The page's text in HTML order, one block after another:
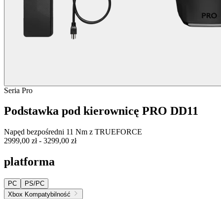
Seria Pro
Podstawka pod kierownicę PRO DD11
Napęd bezpośredni 11 Nm z TRUEFORCE
2999,00 zł- 3299,00 zł
platforma
PC
PS/PC
Xbox Kompatybilność